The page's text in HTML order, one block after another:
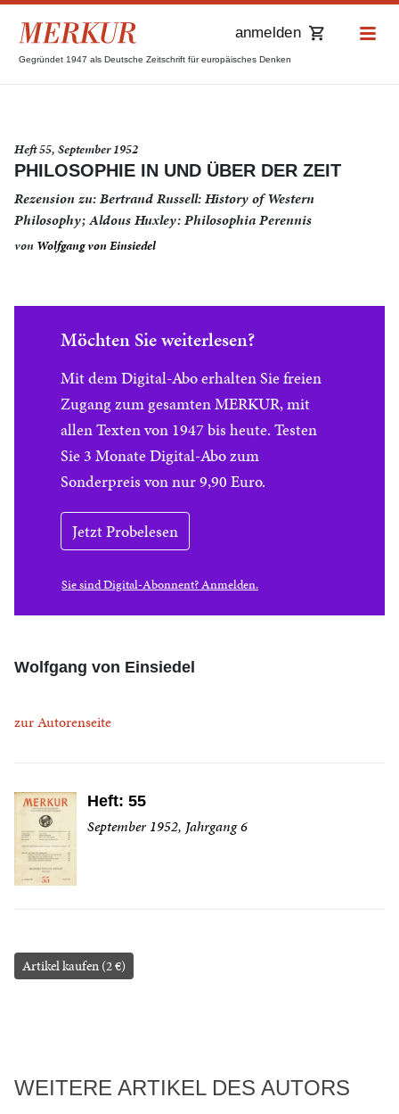
Gegründet 1947 als Deutsche Zeitschrift für europäisches Denken
anmelden
Heft 55, September 1952
PHILOSOPHIE IN UND ÜBER DER ZEIT
Rezension zu: Bertrand Russell: History of Western
Philosophy; Aldous Huxley: Philosophia Perennis
von Wolfgang von Einsiedel
Möchten Sie weiterlesen?
Mit dem Digital-Abo erhalten Sie freien
Zugang zum gesamten MERKUR, mit
allen Texten von 1947 bis heute. Testen
Sie 3 Monate Digital-Abo zum
Sonderpreis von nur 9,90 Euro.
Jetzt Probelesen
Sie sind Digital-Abonnent? Anmelden.
Wolfgang von Einsiedel
zur Autorenseite
Heft: 55
September 1952, Jahrgang 6
Artikel kaufen (2 €)
WEITERE ARTIKEL DES AUTORS